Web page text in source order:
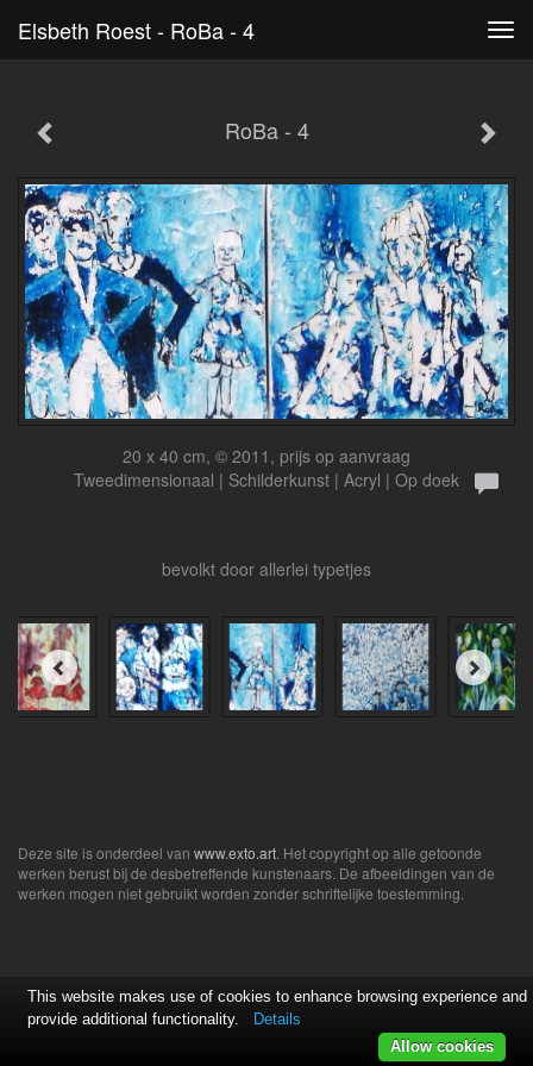
Elsbeth Roest - RoBa - 4
RoBa - 4
20 x 40 cm, © 2011, prijs op aanvraag
Tweedimensionaal | Schilderkunst | Acryl | Op doek
bevolkt door allerlei typetjes
Deze site is onderdeel van www.exto.art. Het copyright op alle getoonde
werken berust bij de desbetreffende kunstenaars. De afbeeldingen van de
werken mogen niet gebruikt worden zonder schriftelijke toestemming.
This website makes use of cookies to enhance browsing experience and
provide additional functionality.
Details
Allow cookies